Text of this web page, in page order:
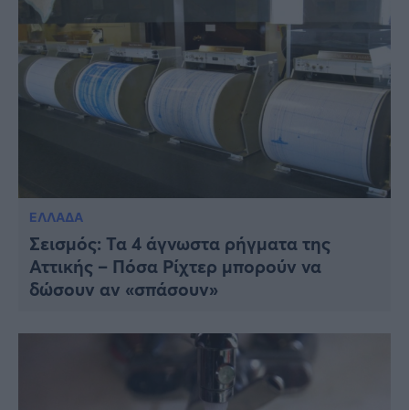
ΕΛΛΑΔΑ
Σεισμός: Τα 4 άγνωστα ρήγματα της
Αττικής – Πόσα Ρίχτερ μπορούν να
δώσουν αν «σπάσουν»